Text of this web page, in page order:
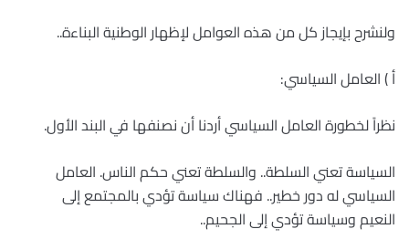
ولنشرح بإيجاز كل من هذه العوامل لإظهار الوطنية البناءة..
أ ) العامل السياسي:
نظراً لخطورة العامل السياسي أردنا أن نصنفها في البند الأول.
السياسة تعني السلطة.. والسلطة تعني حكم الناس. العامل
السياسي له دور خطير.. فهناك سياسة تؤدي بالمجتمع إلى
النعيم وسياسة تؤدي إلى الجحيم..